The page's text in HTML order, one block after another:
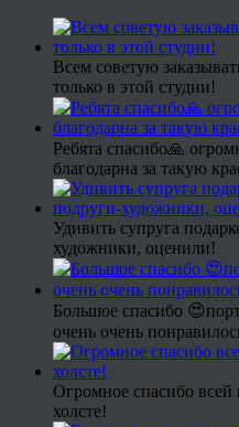
Всем советую
только в этой студии!
Ребята спасибо🙏
благодарна за такую
Удивить супруга
художники, оценили!
Большое спасибо
очень очень
Огромное спасибо всей
холсте!